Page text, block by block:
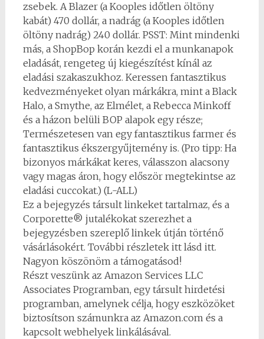
zsebek. A Blazer (a Kooples időtlen öltöny
kabát) 470 dollár, a nadrág (a Kooples időtlen
öltöny nadrág) 240 dollár. PSST: Mint mindenki
más, a ShopBop korán kezdi el a munkanapok
eladását, rengeteg új kiegészítést kínál az
eladási szakaszukhoz. Keressen fantasztikus
kedvezményeket olyan márkákra, mint a Black
Halo, a Smythe, az Elmélet, a Rebecca Minkoff
és a házon belüli BOP alapok egy része;
Természetesen van egy fantasztikus farmer és
fantasztikus ékszergyűjtemény is. (Pro tipp: Ha
bizonyos márkákat keres, válasszon alacsony
vagy magas áron, hogy először megtekintse az
eladási cuccokat.) (L-ALL)
Ez a bejegyzés társult linkeket tartalmaz, és a
Corporette® jutalékokat szerezhet a
bejegyzésben szereplő linkek útján történő
vásárlásokért. További részletek itt lásd itt.
Nagyon köszönöm a támogatásod!
Részt veszünk az Amazon Services LLC
Associates Programban, egy társult hirdetési
programban, amelynek célja, hogy eszközöket
biztosítson számunkra az Amazon.com és a
kapcsolt webhelyek linkálásával.